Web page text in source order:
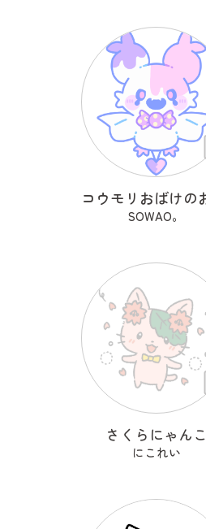
SOWAO。
さくらにゃんこ
にこれい